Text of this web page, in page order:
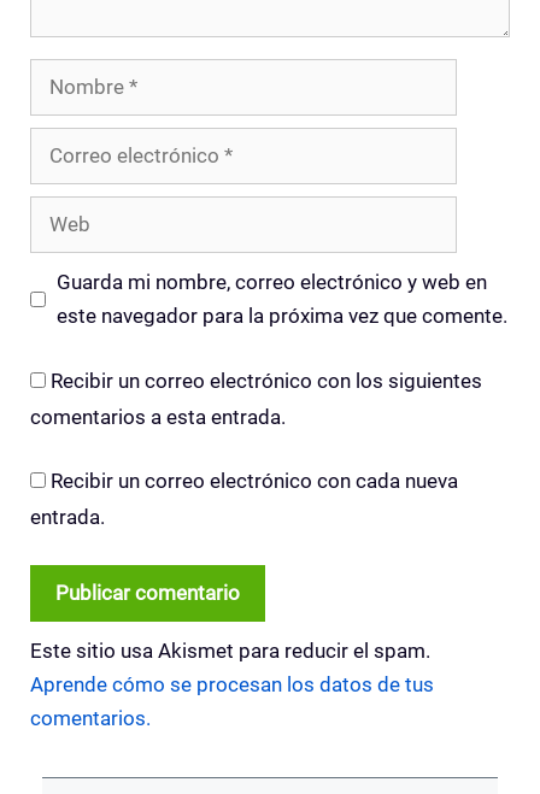
Nombre
Correo
electrónico
Web
Guarda mi nombre, correo electrónico y web en
este navegador para la próxima vez que comente.
Recibir un correo electrónico con los siguientes
comentarios a esta entrada.
Recibir un correo electrónico con cada nueva
entrada.
Este sitio usa Akismet para reducir el spam.
Aprende cómo se procesan los datos de tus
comentarios.